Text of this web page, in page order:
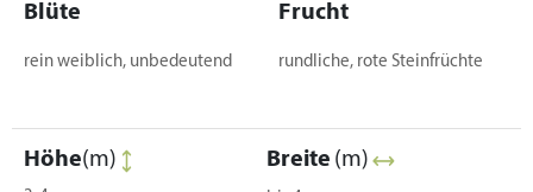
Blüte
rein weiblich, unbedeutend
Frucht
rundliche, rote Steinfrüchte
Höhe(m) Breite (m)